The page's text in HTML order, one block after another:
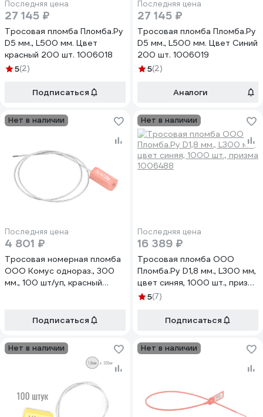
Последняя цена
27 145 ₽
Тросовая пломба Пломба.Ру
D5 мм., L500 мм. Цвет
красный 200 шт. 1006018
5(2)
Подписаться
Последняя цена
27 145 ₽
Тросовая пломба Пломба.Ру
D5 мм., L500 мм. Цвет Синий
200 шт. 1006019
5(2)
Аналоги
Нет в наличии
Последняя цена
4 801 ₽
Тросовая номерная пломба
ООО Комус однораз., 300
мм., 100 шт/уп, красный
Подписаться
Нет в наличии
Последняя цена
16 389 ₽
Тросовая пломба ООО
Пломба.Ру D1,8 мм., L300 мм,
цвет синяя, 1000 шт., призма
1006488
5(7)
Подписаться
Нет в наличии Нет в наличии